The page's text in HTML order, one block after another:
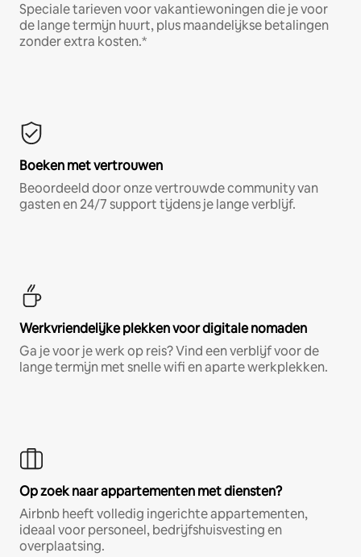
Speciale tarieven voor vakantiewoningen die je voor
de lange termijn huurt, plus maandelijkse betalingen
zonder extra kosten.*
Boeken met vertrouwen
Beoordeeld door onze vertrouwde community van
gasten en 24/7 support tijdens je lange verblijf.
Werkvriendelijke plekken voor digitale nomaden
Ga je voor je werk op reis? Vind een verblijf voor de
lange termijn met snelle wifi en aparte werkplekken.
Op zoek naar appartementen met diensten?
Airbnb heeft volledig ingerichte appartementen,
ideaal voor personeel, bedrijfshuisvesting en
overplaatsing.